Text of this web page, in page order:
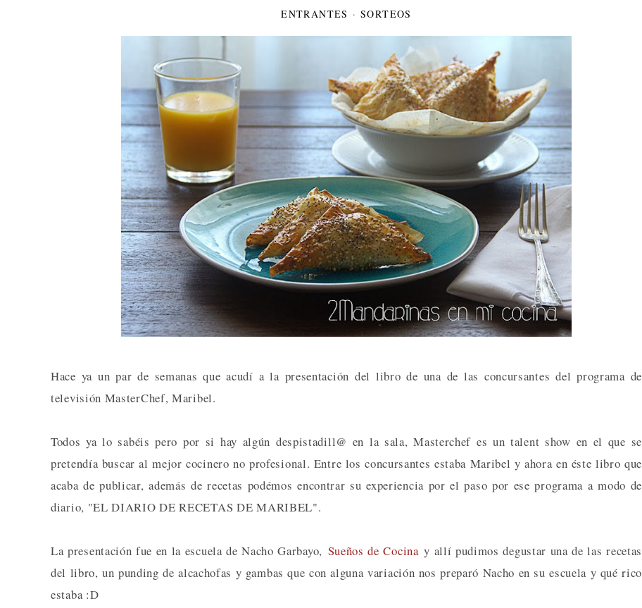
ENTRANTES · SORTEOS
Hace ya un par de semanas que acudí a la presentación del libro de una de las concursantes del programa de
televisión MasterChef, Maribel.
Todos ya lo sabéis pero por si hay algún despistadill@ en la sala, Masterchef es un talent show en el que se
pretendía buscar al mejor cocinero no profesional. Entre los concursantes estaba Maribel y ahora en éste libro que
acaba de publicar, además de recetas podémos encontrar su experiencia por el paso por ese programa a modo de
diario, "EL DIARIO DE RECETAS DE MARIBEL".
La presentación fue en la escuela de Nacho Garbayo, Sueños de Cocinay allí pudimos degustar una de las recetas
del libro, un punding de alcachofas y gambas que con alguna variación nos preparó Nacho en su escuela y qué rico
estaba :D